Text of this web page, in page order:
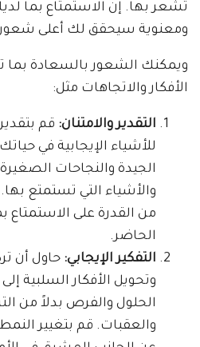
تشعر بها. إن الاستمتاع بما
ومعنوية سيحقق لك أعلى
ويمكنك الشعور بالسعادة
الأفكار والاتجاهات مثل:
التقدير والامتنان: قم
للأشياء الإيجابية في
الجيدة والنجاحات
والأشياء التي تستمتع
من القدرة على الاستمتاع
الحاضر.
التفكير الإيجابي: حاول أن
وتحويل الأفكار السلبية
الحلول والفرص بدلاً من
والعقبات. قم بتغيير